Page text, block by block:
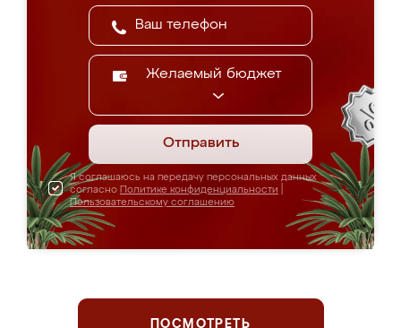
Желаемый бюджет
Отправить
Я соглашаюсь на передачу персональных данных
согласно Политике конфиденциальности
Пользовательскому соглашению
ПОСМОТРЕТЬ